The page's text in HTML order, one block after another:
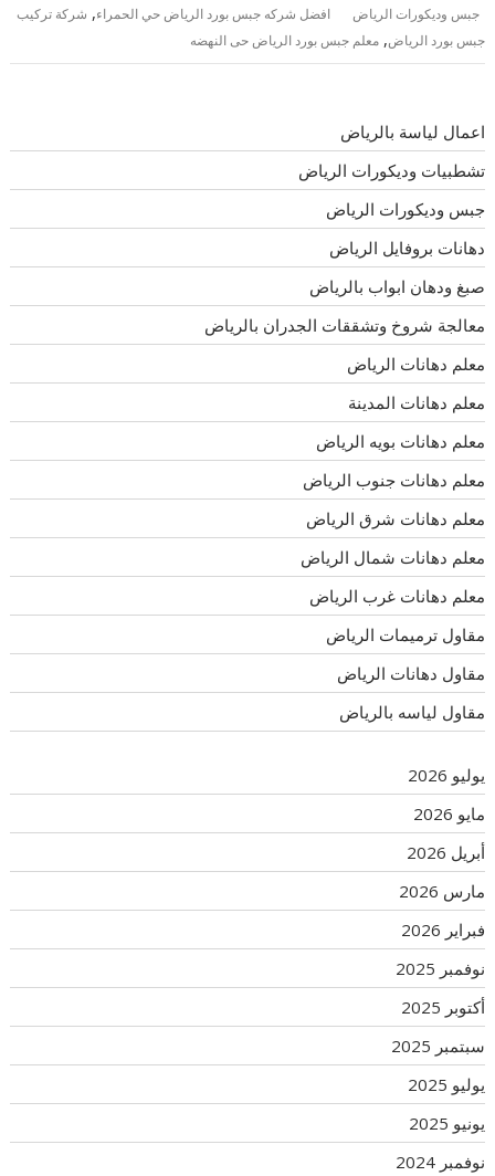
جبس وديكورات الرياض افضل شركه جبس بورد الرياض حي الحمراء, شركة تركيب
جبس بورد الرياض,معلم جبس بورد الرياض حى النهضه
اعمال لياسة بالرياض
تشطبيات وديكورات الرياض
جبس وديكورات الرياض
دهانات بروفايل الرياض
صبغ ودهان ابواب بالرياض
معالجة شروخ وتشققات الجدران بالرياض
معلم دهانات الرياض
معلم دهانات المدينة
معلم دهانات بويه الرياض
معلم دهانات جنوب الرياض
معلم دهانات شرق الرياض
معلم دهانات شمال الرياض
معلم دهانات غرب الرياض
مقاول ترميمات الرياض
مقاول دهانات الرياض
مقاول لياسه بالرياض
يوليو 2026
مايو 2026
أبريل 2026
مارس 2026
فبراير 2026
نوفمبر 2025
أكتوبر 2025
سبتمبر 2025
يوليو 2025
يونيو 2025
نوفمبر 2024